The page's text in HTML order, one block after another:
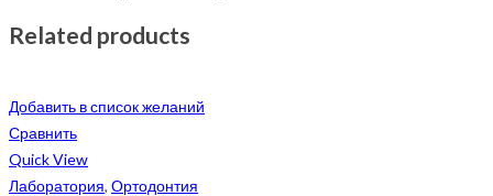
Related products
Добавить в список желаний
Сравнить
Quick View
Лаборатория, Ортодонтия